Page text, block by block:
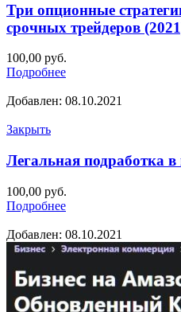
Три опционные
срочных трейдеров
100,00 руб.
Подробнее
Добавлен: 08.10.2021
Закрыть
Легальная подработка в
100,00 руб.
Подробнее
Добавлен: 08.10.2021